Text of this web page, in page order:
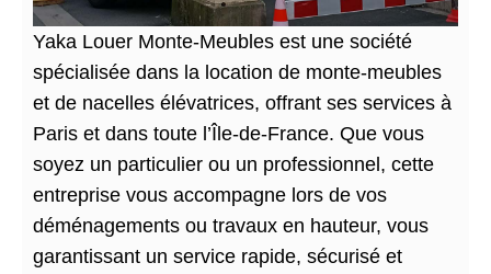
Yaka Louer Monte-Meubles est une société
spécialisée dans la location de monte-meubles
et de nacelles élévatrices, offrant ses services à
Paris et dans toute l’Île-de-France. Que vous
soyez un particulier ou un professionnel, cette
entreprise vous accompagne lors de vos
déménagements ou travaux en hauteur, vous
garantissant un service rapide, sécurisé et